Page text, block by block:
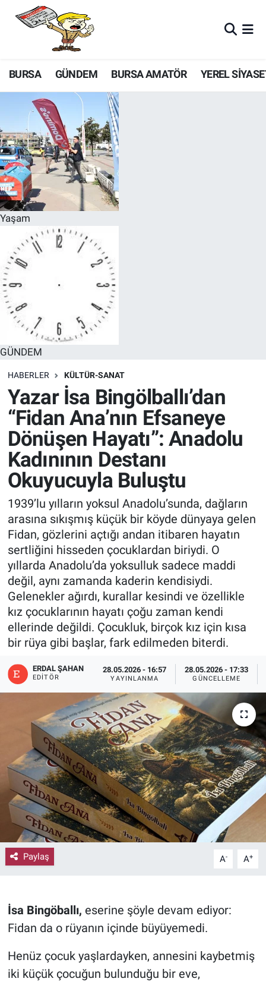
BURSA GÜNDEM BURSA AMATÖR YEREL
Yaşam
GÜNDEM
HABERLER KÜLTÜR-SANAT
Yazar İsa Bingölballı’dan
“Fidan Ana’nın Efsaneye
Dönüşen Hayatı”: Anadolu
Kadınının Destanı
Okuyucuyla Buluştu
1939’lu yılların yoksul Anadolu’sunda, dağların
arasına sıkışmış küçük bir köyde dünyaya gelen
Fidan, gözlerini açtığı andan itibaren hayatın
sertliğini hisseden çocuklardan biriydi. O
yıllarda Anadolu’da yoksulluk sadece maddi
değil, aynı zamanda kaderin kendisiydi.
Gelenekler ağırdı, kurallar kesindi ve özellikle
kız çocuklarının hayatı çoğu zaman kendi
ellerinde değildi. Çocukluk, birçok kız için kısa
bir rüya gibi başlar, fark edilmeden biterdi.
ERDAL ŞAHAN
EDITÖR
28.05.2026 - 16:57
YAYINLANMA
28.05.2026 - 17:33
GÜNCELLEME
Paylaş A- A+
İsa Bingöballı, eserine şöyle devam ediyor:
Fidan da o rüyanın içinde büyüyemedi.
Henüz çocuk yaşlardayken, annesini kaybetmiş
iki küçük çocuğun bulunduğu bir eve,